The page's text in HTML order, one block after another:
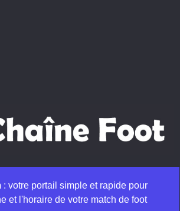
: votre portail simple et rapide pour
et l'horaire de votre match de foot